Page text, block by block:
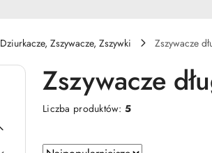
Dziurkacze, Zszywacze, Zszywki Zszywacze
Zszywacze
Liczba produktów:5